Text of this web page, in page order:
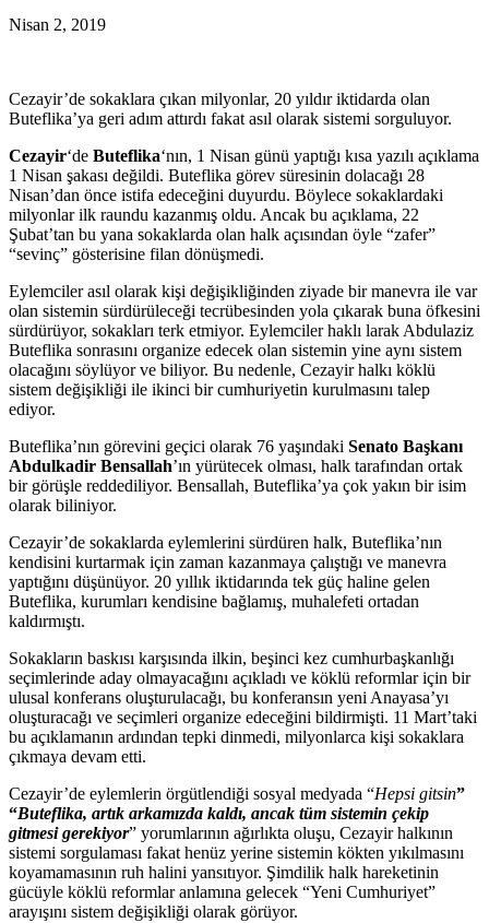
Nisan 2, 2019
Cezayir’de sokaklara çıkan milyonlar, 20 yıldır iktidarda olan
Buteflika’ya geri adım attırdı fakat asıl olarak sistemi sorguluyor.
Cezayir‘de Buteflika‘nın, 1 Nisan günü yaptığı kısa yazılı açıklama
1 Nisan şakası değildi. Buteflika görev süresinin dolacağı 28
Nisan’dan önce istifa edeceğini duyurdu. Böylece sokaklardaki
milyonlar ilk raundu kazanmış oldu. Ancak bu açıklama, 22
Şubat’tan bu yana sokaklarda olan halk açısından öyle “zafer”
“sevinç” gösterisine filan dönüşmedi.
Eylemciler asıl olarak kişi değişikliğinden ziyade bir manevra ile var
olan sistemin sürdürüleceği tecrübesinden yola çıkarak buna öfkesini
sürdürüyor, sokakları terk etmiyor. Eylemciler haklı larak Abdulaziz
Buteflika sonrasını organize edecek olan sistemin yine aynı sistem
olacağını söylüyor ve biliyor. Bu nedenle, Cezayir halkı köklü
sistem değişikliği ile ikinci bir cumhuriyetin kurulmasını talep
ediyor.
Buteflika’nın görevini geçici olarak 76 yaşındaki Senato Başkanı
Abdulkadir Bensallah’ın yürütecek olması, halk tarafından ortak
bir görüşle reddediliyor. Bensallah, Buteflika’ya çok yakın bir isim
olarak biliniyor.
Cezayir’de sokaklarda eylemlerini sürdüren halk, Buteflika’nın
kendisini kurtarmak için zaman kazanmaya çalıştığı ve manevra
yaptığını düşünüyor. 20 yıllık iktidarında tek güç haline gelen
Buteflika, kurumları kendisine bağlamış, muhalefeti ortadan
kaldırmıştı.
Sokakların baskısı karşısında ilkin, beşinci kez cumhurbaşkanlığı
seçimlerinde aday olmayacağını açıkladı ve köklü reformlar için bir
ulusal konferans oluşturulacağı, bu konferansın yeni Anayasa’yı
oluşturacağı ve seçimleri organize edeceğini bildirmişti. 11 Mart’taki
bu açıklamanın ardından tepki dinmedi, milyonlarca kişi sokaklara
çıkmaya devam etti.
Cezayir’de eylemlerin örgütlendiği sosyal medyada “Hepsi gitsin”
“Buteflika, artık arkamızda kaldı, ancak tüm sistemin çekip
gitmesi gerekiyor” yorumlarının ağırlıkta oluşu, Cezayir halkının
sistemi sorgulaması fakat henüz yerine sistemin kökten yıkılmasını
koyamamasının ruh halini yansıtıyor. Şimdilik halk hareketinin
gücüyle köklü reformlar anlamına gelecek “Yeni Cumhuriyet”
arayışını sistem değişikliği olarak görüyor.